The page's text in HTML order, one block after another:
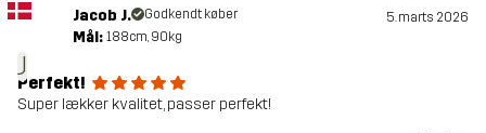
J
Jacob J. Godkendt køber 5. marts 2026
Mål: 188cm, 90kg
Perfekt!
Super lækker kvalitet, passer perfekt!